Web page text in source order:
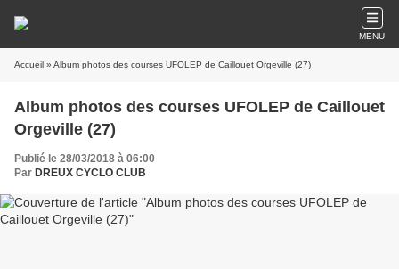
MENU
Accueil » Album photos des courses UFOLEP de Caillouet Orgeville (27)
Album photos des courses UFOLEP de Caillouet
Orgeville (27)
Publié le 28/03/2018 à 06:00
Par DREUX CYCLO CLUB